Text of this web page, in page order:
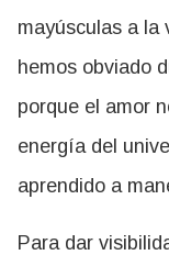
mayúsculas a la
hemos obviado
porque el amor
energía del
aprendido a
Para dar